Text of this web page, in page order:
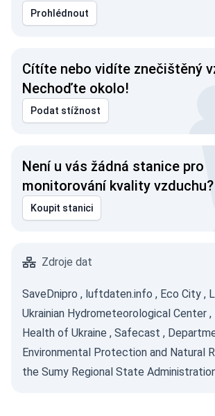
Prohlédnout
Cítíte nebo vidíte znečištěný
Nechoďte okolo!
Podat stížnost
Není u vás žádná stanice pro
monitorování kvality vzduchu?
Koupit stanici
Zdroje dat
SaveDnipro , luftdaten.info , Eco City ,
Ukrainian Hydrometeorological Center ,
Health of Ukraine , Safecast ,
Environmental Protection and Natural
the Sumy Regional State